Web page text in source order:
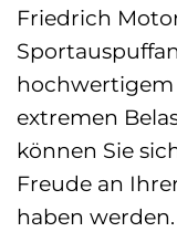
Friedrich
hochwertigem
extremen
können Sie
Freude an
haben werden.